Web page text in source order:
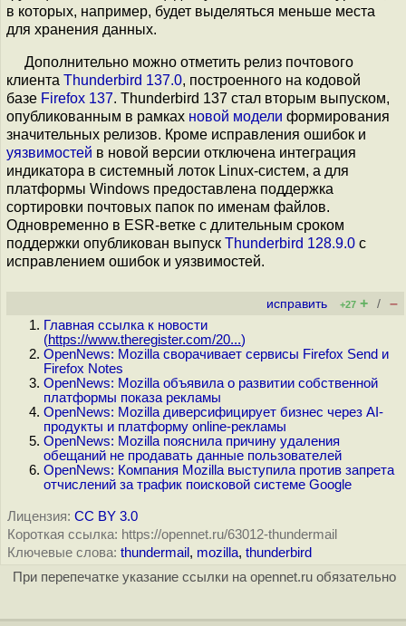
в которых, например, будет выделяться меньше места
для хранения данных.
Дополнительно можно отметить релиз почтового
клиента Thunderbird 137.0, построенного на кодовой
базе Firefox 137. Thunderbird 137 стал вторым выпуском,
опубликованным в рамках новой модели формирования
значительных релизов. Кроме исправления ошибок и
уязвимостей в новой версии отключена интеграция
индикатора в системный лоток Linux-систем, а для
платформы Windows предоставлена поддержка
сортировки почтовых папок по именам файлов.
Одновременно в ESR-ветке с длительным сроком
поддержки опубликован выпуск Thunderbird 128.9.0 с
исправлением ошибок и уязвимостей.
исправить +27 + / –
Главная ссылка к новости
(https://www.theregister.com/20...)
OpenNews: Mozilla сворачивает сервисы Firefox Send и
Firefox Notes
OpenNews: Mozilla объявила о развитии собственной
платформы показа рекламы
OpenNews: Mozilla диверсифицирует бизнес через AI-
продукты и платформу online-рекламы
OpenNews: Mozilla пояснила причину удаления
обещаний не продавать данные пользователей
OpenNews: Компания Mozilla выступила против запрета
отчислений за трафик поисковой системе Google
Лицензия: CC BY 3.0
Короткая ссылка: https://opennet.ru/63012-thundermail
Ключевые слова: thundermail , mozilla, thunderbird
При перепечатке указание ссылки на opennet.ru обязательно